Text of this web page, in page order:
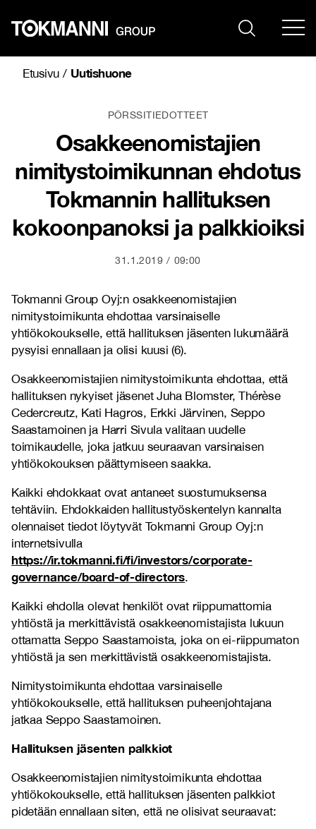
sisältöön
Etusivu/ Uutishuone
PÖRSSITIEDOTTEET
Osakkeenomistajien
nimitystoimikunnan ehdotus
Tokmannin hallituksen
kokoonpanoksi ja palkkioiksi
31.1.2019 09:00
Tokmanni Group Oyj:n osakkeenomistajien
nimitystoimikunta ehdottaa varsinaiselle
yhtiökokoukselle, että hallituksen jäsenten lukumäärä
pysyisi ennallaan ja olisi kuusi (6).
Osakkeenomistajien nimitystoimikunta ehdottaa, että
hallituksen nykyiset jäsenet Juha Blomster, Thérèse
Cedercreutz, Kati Hagros, Erkki Järvinen, Seppo
Saastamoinen ja Harri Sivula valitaan uudelle
toimikaudelle, joka jatkuu seuraavan varsinaisen
yhtiökokouksen päättymiseen saakka.
Kaikki ehdokkaat ovat antaneet suostumuksensa
tehtäviin. Ehdokkaiden hallitustyöskentelyn kannalta
olennaiset tiedot löytyvät Tokmanni Group Oyj:n
internetsivulla
https://ir.tokmanni.fi/fi/investors/corporate-
governance/board-of-directors.
Kaikki ehdolla olevat henkilöt ovat riippumattomia
yhtiöstä ja merkittävistä osakkeenomistajista lukuun
ottamatta Seppo Saastamoista, joka on ei-riippumaton
yhtiöstä ja sen merkittävistä osakkeenomistajista.
Nimitystoimikunta ehdottaa varsinaiselle
yhtiökokoukselle, että hallituksen puheenjohtajana
jatkaa Seppo Saastamoinen.
Hallituksen jäsenten palkkiot
Osakkeenomistajien nimitystoimikunta ehdottaa
yhtiökokoukselle, että hallituksen jäsenten palkkiot
pidetään ennallaan siten, että ne olisivat seuraavat: